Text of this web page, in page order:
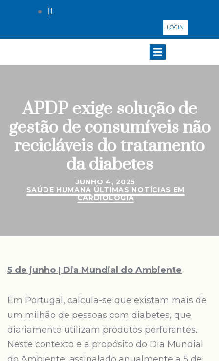
LOGIN
APDP exige solução de
gestão de consumíveis não
recicláveis do tratamento
da diabetes
JUNHO 4, 2025
SAÚDE HUMANA ÚLTIMAS NOTÍCIAS EM
CARDIOLOGIA
5 de junho | Dia Mundial do Ambiente
Em Portugal, calcula-se que existam mais de
um milhão de pessoas com diabetes, que
diariamente utilizam produtos perfurantes.
Neste contexto e a propósito do Dia Mundial